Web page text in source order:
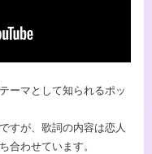
ーマとして知られるポッ
すが、歌詞の内容は恋人
合わせています。